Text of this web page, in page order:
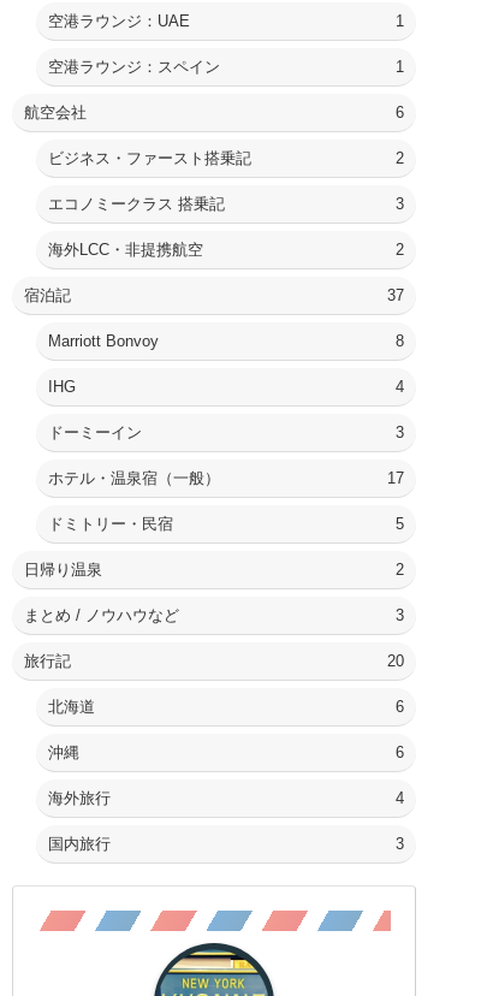
空港ラウンジ：UAE 1
空港ラウンジ：スペイン 1
航空会社 6
ビジネス・ファースト搭乗記 2
エコノミークラス 搭乗記 3
海外LCC・非提携航空 2
宿泊記 37
Marriott Bonvoy 8
IHG 4
ドーミーイン 3
ホテル・温泉宿（一般） 17
ドミトリー・民宿 5
日帰り温泉 2
まとめ / ノウハウなど 3
旅行記 20
北海道 6
沖縄 6
海外旅行 4
国内旅行 3